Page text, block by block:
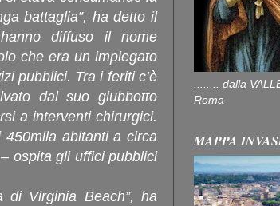
battaglia”, ha detto il
diffuso il nome
che era un impiegato
pubblici. Tra i feriti c’è
dal suo giubbotto
a interventi chirurgici.
450mila abitanti a circa
ospita gli uffici pubblici
di Virginia Beach”, ha
........ dalla
Roma
MAPPA